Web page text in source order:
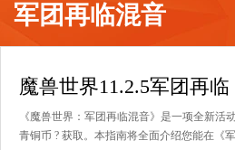
军团再临混音
魔兽世界11.2.5军团再
《魔兽世界：军团再临混音》是一项全新
青铜币 ? 获取。本指南将全面介绍您能在《